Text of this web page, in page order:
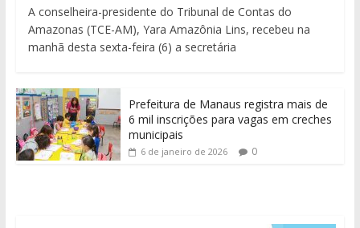
A conselheira-presidente do Tribunal de Contas do
Amazonas (TCE-AM), Yara Amazônia Lins, recebeu na
manhã desta sexta-feira (6) a secretária
Prefeitura de Manaus registra mais de
6 mil inscrições para vagas em creches
municipais
6 de janeiro de 2026 0